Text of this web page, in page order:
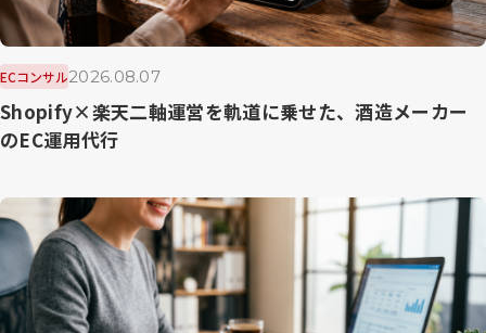
ECコンサル2026.08.07
Shopify×楽天二軸運営を軌道に乗せた、酒造メーカー
のEC運用代行